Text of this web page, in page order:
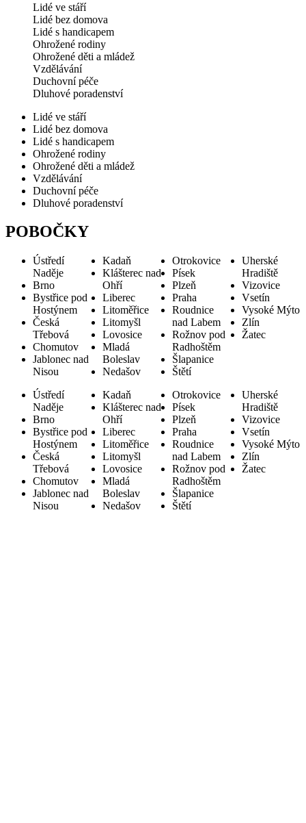
Lidé ve stáří
Lidé bez domova
Lidé s handicapem
Ohrožené rodiny
Ohrožené děti a mládež
Vzdělávání
Duchovní péče
Dluhové poradenství
Lidé ve stáří
Lidé bez domova
Lidé s handicapem
Ohrožené rodiny
Ohrožené děti a mládež
Vzdělávání
Duchovní péče
Dluhové poradenství
POBOČKY
Ústředí
Naděje
Brno
Bystřice pod
Hostýnem
Česká
Třebová
Chomutov
Jablonec nad
Nisou
Kadaň
Klášterec nad
Ohří
Liberec
Litoměřice
Litomyšl
Lovosice
Mladá
Boleslav
Nedašov
Otrokovice
Písek
Plzeň
Praha
Roudnice
nad Labem
Rožnov pod
Radhoštěm
Šlapanice
Štětí
Uherské
Hradiště
Vizovice
Vsetín
Vysoké Mýto
Zlín
Žatec
Ústředí
Naděje
Brno
Bystřice pod
Hostýnem
Česká
Třebová
Chomutov
Jablonec nad
Nisou
Kadaň
Klášterec nad
Ohří
Liberec
Litoměřice
Litomyšl
Lovosice
Mladá
Boleslav
Nedašov
Otrokovice
Písek
Plzeň
Praha
Roudnice
nad Labem
Rožnov pod
Radhoštěm
Šlapanice
Štětí
Uherské
Hradiště
Vizovice
Vsetín
Vysoké Mýto
Zlín
Žatec